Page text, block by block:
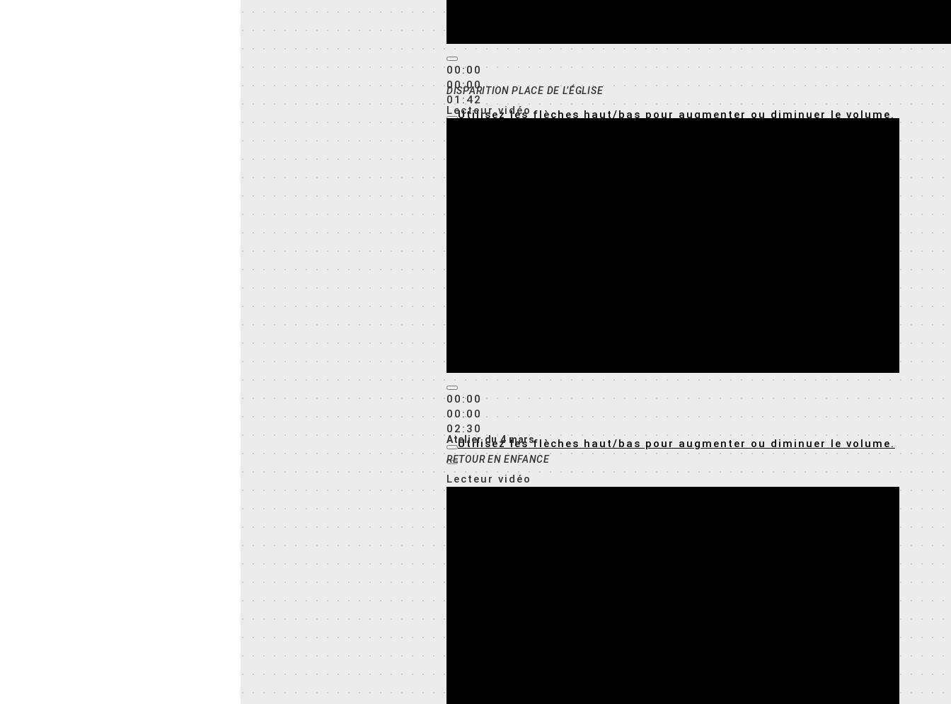
00:00
00:00
01:42
Utilisez les flèches haut/bas pour augmenter ou diminuer le volume.
DISPARITION PLACE DE L’ÉGLISE
Lecteur vidéo
00:00
00:00
02:30
Utilisez les flèches haut/bas pour augmenter ou diminuer le volume.
Atelier du 4 mars
RETOUR EN ENFANCE
Lecteur vidéo